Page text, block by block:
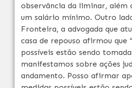
observância da liminar, além
um salário mínimo. Outro
Fronteira, a advogada que
casa de repouso afirmou que
possíveis estão sendo
manifestamos sobre ações
andamento. Posso afirmar